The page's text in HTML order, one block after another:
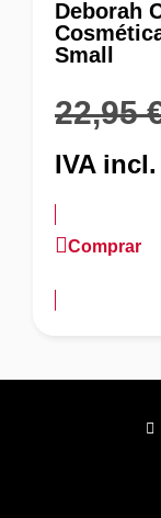
Deborah
Small
22,95
IVA incl.
Comprar